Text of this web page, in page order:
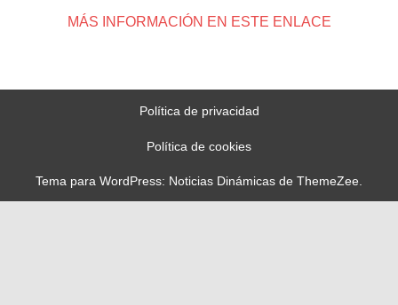
MÁS INFORMACIÓN EN ESTE ENLACE
Política de privacidad
Política de cookies
Tema para WordPress: Noticias Dinámicas de ThemeZee.